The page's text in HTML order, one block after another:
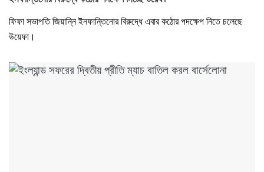
ফিফা সভাপতি জিয়ান্নি ইনফান্তিনোর বিরুদ্ধে এবার কঠোর পদক্ষেপ নিতে চলেছে
উয়েফা।